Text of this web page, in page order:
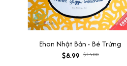
Ehon Nhật Bản - Bé Trứng
$8.99 $14.00